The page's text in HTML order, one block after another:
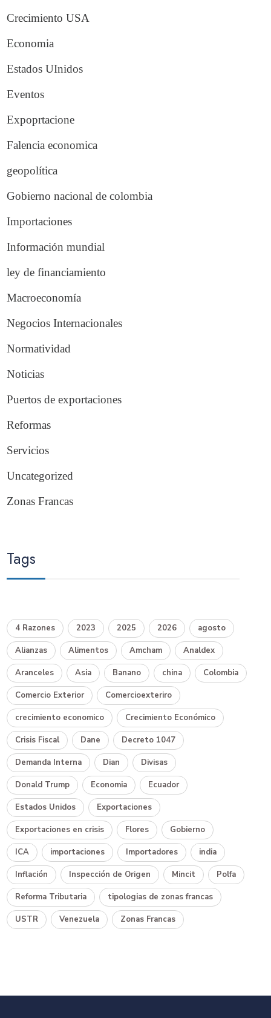
Crecimiento USA
Economia
Estados UInidos
Eventos
Expoprtacione
Falencia economica
geopolítica
Gobierno nacional de colombia
Importaciones
Información mundial
ley de financiamiento
Macroeconomía
Negocios Internacionales
Normatividad
Noticias
Puertos de exportaciones
Reformas
Servicios
Uncategorized
Zonas Francas
Tags
4 Razones 2023 2025 2026 agosto
Alianzas Alimentos Amcham Analdex
Aranceles Asia Banano china Colombia
Comercio Exterior Comercioexteriro
crecimiento economico Crecimiento Económico
Crisis Fiscal Dane Decreto 1047
Demanda Interna Dian Divisas
Donald Trump Economia Ecuador
Estados Unidos Exportaciones
Exportaciones en crisis Flores Gobierno
ICA importaciones Importadores india
Inflación Inspección de Origen Mincit Polfa
Reforma Tributaria tipologias de zonas francas
USTR Venezuela Zonas Francas